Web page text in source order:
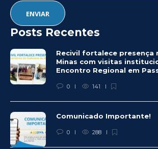
Posts Recentes
Recivil fortalece presença
Minas com visitas
Encontro Regional em
0 141
Comunicado Importante!
0 288